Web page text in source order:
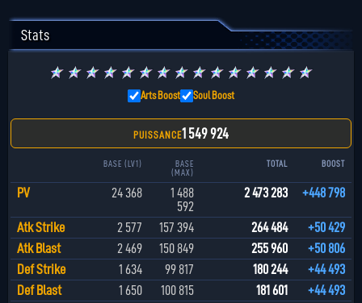
Stats
★ ★ ★ ★ ★ ★ ★ ★ ★ ★ ★ ★ ★ ★ ★
Arts Boost Soul Boost
PUISSANCE1 549 924
BASE (LV1)
BASE
(MAX)
TOTAL BOOST
PV 24 368
1 488
592
2 473 283 +448 798
Atk Strike 2 577 157 394 264 484
+50 429
Atk Blast
2 469 150 849 255 960
+50 806
Def Strike
1 634 99 817 180 244
+44 493
Def Blast
1 650 100 815 181 601
+44 493